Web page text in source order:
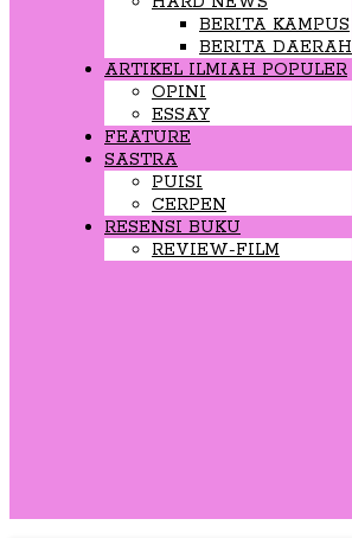
BERITA KAMPUS
BERITA DAERAH
ARTIKEL ILMIAH POPULER
OPINI
ESSAY
FEATURE
SASTRA
PUISI
CERPEN
RESENSI BUKU
REVIEW-FILM